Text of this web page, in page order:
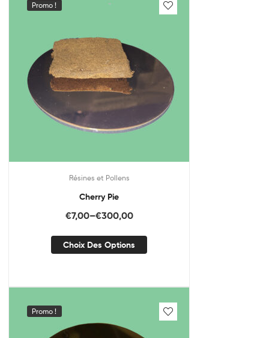
Promo !
Résines et Pollens
Cherry Pie
€7,00–€300,00
Choix Des Options
Promo !